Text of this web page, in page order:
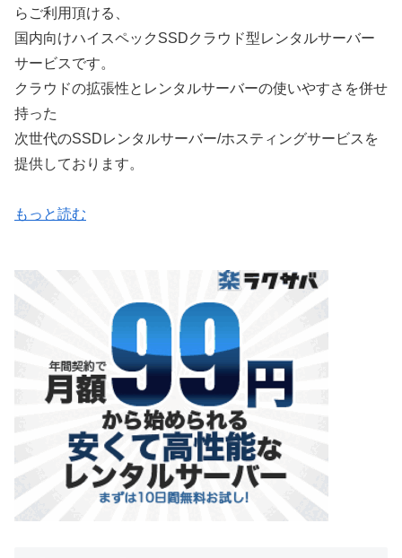
らご利用頂ける、
国内向けハイスペックSSDクラウド型レンタルサーバー
サービスです。
クラウドの拡張性とレンタルサーバーの使いやすさを併せ
持った
次世代のSSDレンタルサーバー/ホスティングサービスを
提供しております。
もっと読む